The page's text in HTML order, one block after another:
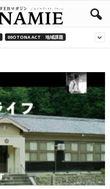
00OTONA ACT 地域課題